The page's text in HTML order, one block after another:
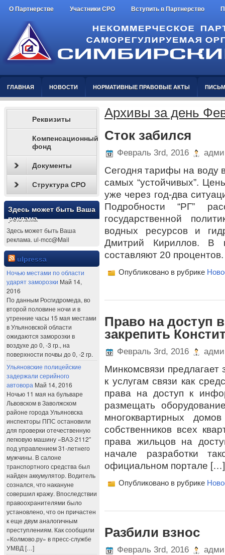
О Партнерстве Участники СРО Вступить в Партнерство
ГЛАВНАЯ НОВОСТИ НОРМАТИВНЫЕ ПРАВОВЫЕ АКТЫ
Реквизиты
Компенсационный
фонд
Документы
Структура СРО
Здесь может быть Ваша
реклама
Здесь может быть Ваша
реклама. ul-mcc@Mail
ulpressa
Ночью местами по области
ударят заморозки Май 14,
2016
По данным Росгидромеда, во
второй половине ночи и в
утренние часы 15 мая местами
в Ульяновской области
ожидаются заморозки в
воздухе до 0, -3 гр., на
поверхности почвы до 0, -2 гр.
Ульяновские полицейские
задержали серийного
автовора Май 14, 2016
Ночью 11 мая на бульваре
Львовском в Заволжском
районе города Ульяновска
инспекторы ППС остановили
для проверки отечественную
легковую машину «ВАЗ-2112″
под управлением 31-летнего
мужчины. В салоне
транспортного средства был
найден аккумулятор. Водитель
сознался, что накануне
совершил кражу. Впоследствии
правоохранителями было
установлено, что он причастен
к еще двум аналогичным
преступлениям. Как сообщили
«Колмово.ру» в пресс-службе
УМВД […]
Архивы за день
Сток забился
Февраль 3rd, 2016
Сегодня тарифы на воду
самых “устойчивых”.
уже через год-два
Подробности “РГ”
государственной
водных ресурсов и
Дмитрий Кириллов. В
составляют 20
Опубликовано в рубрике
Право на доступ
закрепить
Февраль 3rd, 2016
Минкомсвязи предлагает
к услугам связи как
права на доступ к
размещать
многоквартирных
собственников всех
права жильцов на
начале разработки
официальном портале […]
Опубликовано в рубрике
Разбили взнос
Февраль 3rd, 2016